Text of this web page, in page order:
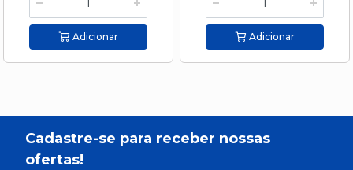
Adicionar Adicionar
Cadastre-se para receber nossas
ofertas!